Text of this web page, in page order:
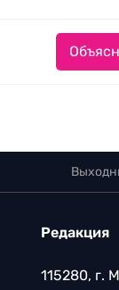
Редакция
115280, г.